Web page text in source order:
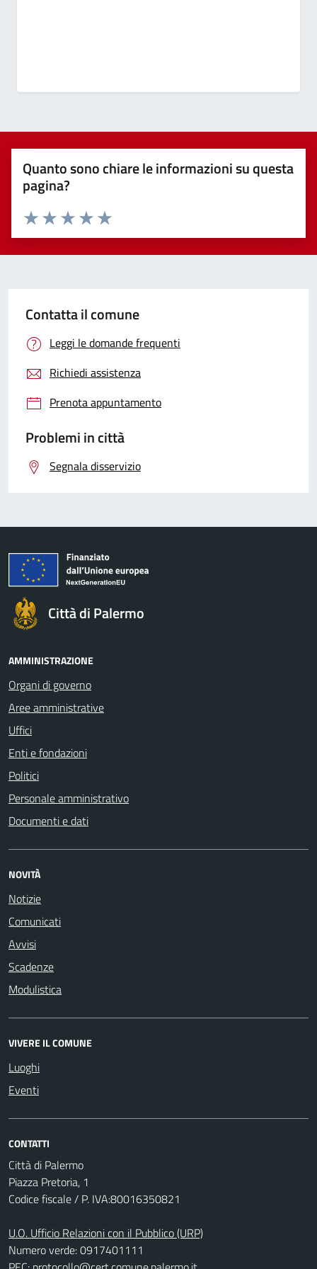
Quanto sono chiare le informazioni su questa
pagina?
Valuta 5 stelle su 5
Valuta 4 stelle su 5
Valuta 3 stelle su 5
Valuta 2 stelle su 5
Valuta 1 stelle su 5
Contatta il comune
Leggi le domande frequenti
Richiedi assistenza
Prenota appuntamento
Problemi in città
Segnala disservizio
Città di Palermo
AMMINISTRAZIONE
Organi di governo
Aree amministrative
Uffici
Enti e fondazioni
Politici
Personale amministrativo
Documenti e dati
NOVITÀ
Notizie
Comunicati
Avvisi
Scadenze
Modulistica
VIVERE IL COMUNE
Luoghi
Eventi
CONTATTI
Città di Palermo
Piazza Pretoria, 1
Codice fiscale / P. IVA:80016350821
U.O. Ufficio Relazioni con il Pubblico (URP)
Numero verde: 0917401111